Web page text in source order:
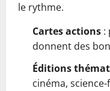
le rythme.
Cartes actions :
donnent des
Éditions
cinéma,